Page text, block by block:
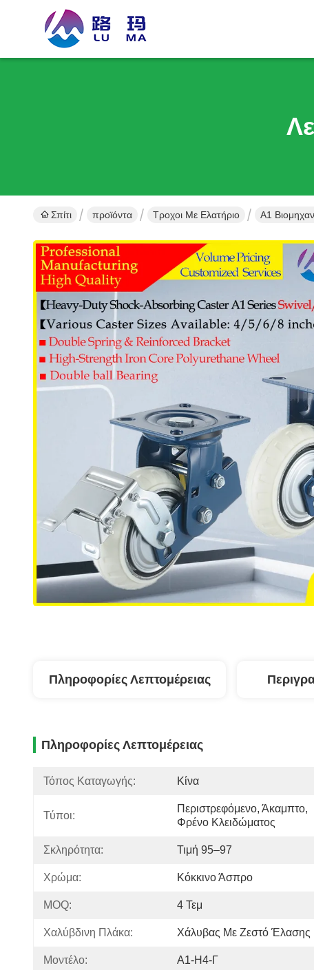
Σπίτι προϊόντα Τροχοι Με Ελατήριο Α1
Πληροφορίες Λεπτομέρειας
Πληροφορίες Λεπτομέρειας
Τόπος Καταγωγής: Κίνα
Τύποι:
Περιστρεφόμενο, Άκαμπτο,
Φρένο Κλειδώματος
Σκληρότητα: Τιμή 95–97
Χρώμα: Κόκκινο Άσπρο
MOQ: 4 Τεμ
Χαλύβδινη Πλάκα: Χάλυβας Με Ζεστό Έλασης
Μοντέλο: Α1-Η4-Γ